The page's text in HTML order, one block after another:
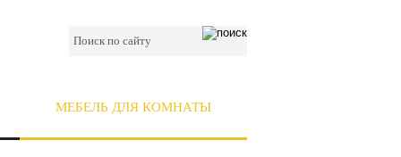
МЕБЕЛЬ ДЛЯ КОМНАТЫ